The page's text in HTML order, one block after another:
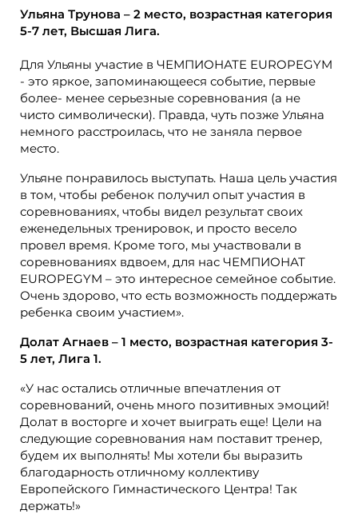
Ульяна Трунова – 2 место, возрастная категория
5-7 лет, Высшая Лига.
Для Ульяны участие в ЧЕМПИОНАТЕ EUROPEGYM
- это яркое, запоминающееся событие, первые
более- менее серьезные соревнования (а не
чисто символически). Правда, чуть позже Ульяна
немного расстроилась, что не заняла первое
место.
Ульяне понравилось выступать. Наша цель участия
в том, чтобы ребенок получил опыт участия в
соревнованиях, чтобы видел результат своих
еженедельных тренировок, и просто весело
провел время. Кроме того, мы участвовали в
соревнованиях вдвоем, для нас ЧЕМПИОНАТ
EUROPEGYM – это интересное семейное событие.
Очень здорово, что есть возможность поддержать
ребенка своим участием».
Долат Агнаев – 1 место, возрастная категория 3-
5 лет, Лига 1.
«У нас остались отличные впечатления от
соревнований, очень много позитивных эмоций!
Долат в восторге и хочет выиграть еще! Цели на
следующие соревнования нам поставит тренер,
будем их выполнять! Мы хотели бы выразить
благодарность отличному коллективу
Европейского Гимнастического Центра! Так
держать!»